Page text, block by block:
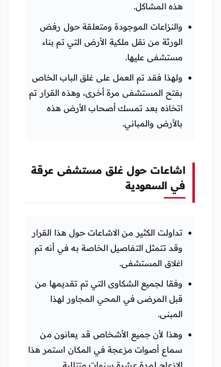
هذه المشاكل.
والنزاعات الموجودة ومتعلقة حول رفض
الورثة من نقل ملكية الأرض التي تم بناء
مستشفى عليها.
ولهذا فقد تم العمل على غلق الباب الخاص
بفتح المستشفى مرة أخرى، وهذه القرار تم
اتخاذه بعد تمسك أصحاب الأرض هذه
بالأرض والمباني.
اشاعات حول غلق مستشفى عرقة
في السعودية
تداولت الكثير من الاشاعات حول هذا القرار
وقد تتمثل التفاصيل الخاصة به في أنه تم
اغلاق المستشفى.
وفقا لجميع الشكاوى التي تم تقديمها من
قبل المرضى في المحي المجاور لهذا
المبنى.
وهذا لأن جميع الأشخاص قد يعانون من
سماع أصوات مزعجة في المكان استمر هذا
الازعاج لمدة عشرة سنوات متتالية.